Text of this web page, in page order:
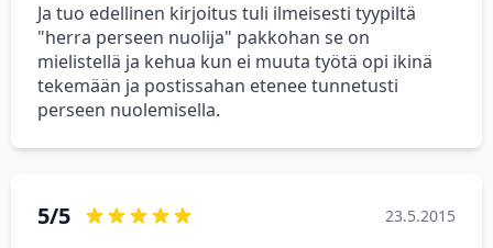
Ja tuo edellinen kirjoitus tuli ilmeisesti tyypiltä
"herra perseen nuolija" pakkohan se on
mielistellä ja kehua kun ei muuta työtä opi ikinä
tekemään ja postissahan etenee tunnetusti
perseen nuolemisella.
5/5 23.5.2015